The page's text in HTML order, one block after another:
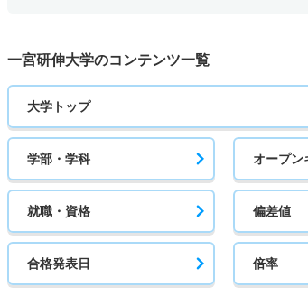
一宮研伸大学のコンテンツ一覧
大学トップ
学部・学科 オープン
就職・資格 偏差値
合格発表日 倍率